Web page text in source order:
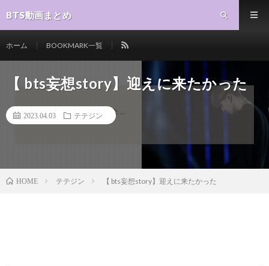
BTS動画まとめ
ホーム BOOKMARK一覧
【 bts妄想story】迎えに来たかった
2023.04.03 テテジン
HOME テテジン 【 bts妄想story】迎えに来たかった